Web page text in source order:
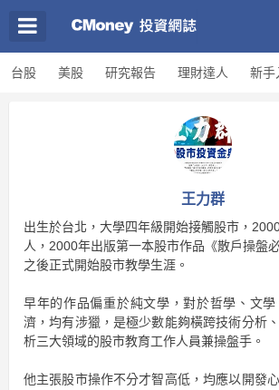
台股 美股 研究報告 理財達人 新手
王力群
出生於台北，大學四年級開始接觸股市，
人，2000年出版第一本股市作品《散戶操盤
之後正式開始股市教學生涯。
早年的作品偏重於純文學，對於哲學、文
濟，均有涉獵，是極少數能夠橫跨技術分析
析三大領域的股市教育工作人員兼操盤手。
他主張股市操作不分才智高低，均應以開發